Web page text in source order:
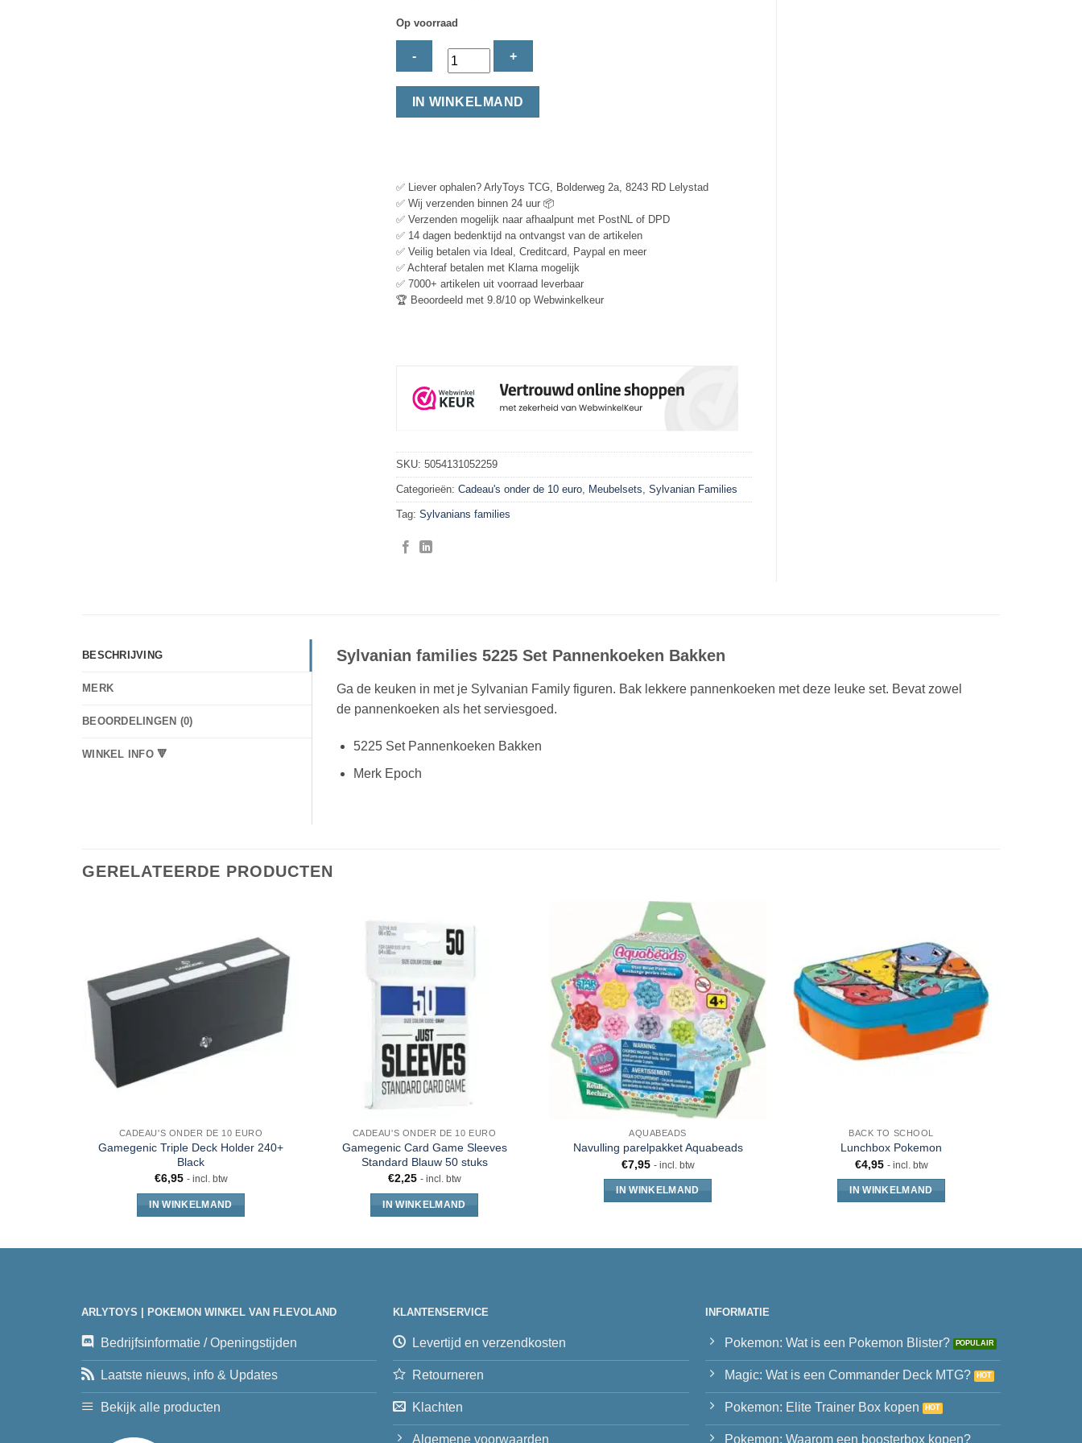
Op voorraad
IN WINKELMAND
✅ Liever ophalen? ArlyToys TCG, Bolderweg 2a, 8243 RD Lelystad
✅ Wij verzenden binnen 24 uur 📦
✅ Verzenden mogelijk naar afhaalpunt met PostNL of DPD
✅ 14 dagen bedenktijd na ontvangst van de artikelen
✅ Veilig betalen via Ideal, Creditcard, Paypal en meer
✅ Achteraf betalen met Klarna mogelijk
✅ 7000+ artikelen uit voorraad leverbaar
🏆 Beoordeeld met 9.8/10 op Webwinkelkeur
SKU: 5054131052259
Categorieën: Cadeau's onder de 10 euro Meubelsets Sylvanian Families
Tag: Sylvanians families
BESCHRIJVING
MERK
BEOORDELINGEN (0)
WINKEL INFO 🔻
Sylvanian families 5225 Set Pannenkoeken Bakken
Ga de keuken in met je Sylvanian Family figuren. Bak lekkere pannenkoeken met deze leuke set. Bevat zowel
de pannenkoeken als het serviesgoed.
5225 Set Pannenkoeken Bakken
Merk Epoch
GERELATEERDE PRODUCTEN
CADEAU'S ONDER DE 10 EURO
Gamegenic Triple Deck Holder 240+
Black
€6,95 - incl. btw
IN WINKELMAND
CADEAU'S ONDER DE 10 EURO
Gamegenic Card Game Sleeves
Standard Blauw 50 stuks
€2,25 - incl. btw
IN WINKELMAND
AQUABEADS
Navulling parelpakket Aquabeads
€7,95 - incl. btw
IN WINKELMAND
BACK TO SCHOOL
Lunchbox Pokemon
€4,95 - incl. btw
IN WINKELMAND
ARLYTOYS | POKEMON WINKEL VAN FLEVOLAND
Bedrijfsinformatie / Openingstijden
Laatste nieuws, info & Updates
Bekijk alle producten
KLANTENSERVICE
Levertijd en verzendkosten
Retourneren
Klachten
Algemene voorwaarden
INFORMATIE
Pokemon: Wat is een Pokemon Blister?
Magic: Wat is een Commander Deck MTG?
Pokemon: Elite Trainer Box kopen
Pokemon: Waarom een boosterbox kopen?